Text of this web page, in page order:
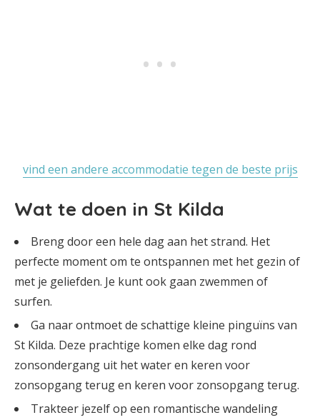
vind een andere accommodatie tegen de beste prijs
Wat te doen in St Kilda
Breng door een hele dag aan het strand. Het
perfecte moment om te ontspannen met het gezin of
met je geliefden. Je kunt ook gaan zwemmen of
surfen.
Ga naar ontmoet de schattige kleine pinguïns van
St Kilda. Deze prachtige komen elke dag rond
zonsondergang uit het water en keren voor
zonsopgang terug en keren voor zonsopgang terug.
Trakteer jezelf op een romantische wandeling